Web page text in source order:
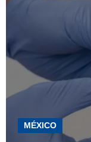
MÉXICO